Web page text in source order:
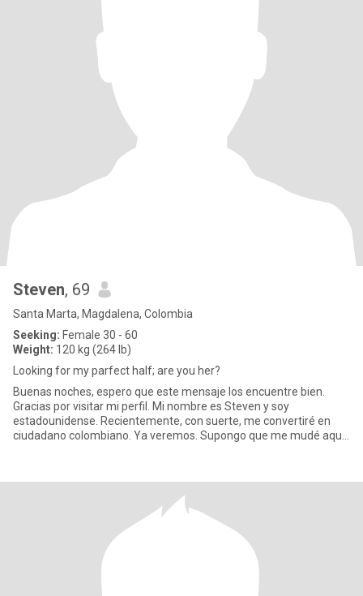
Steven, 69
Santa Marta, Magdalena, Colombia
Seeking: Female 30 - 60
Weight: 120 kg (264 lb)
Looking for my parfect half; are you her?
Buenas noches, espero que este mensaje los encuentre bien.
Gracias por visitar mi perfil. Mi nombre es Steven y soy
estadounidense. Recientemente, con suerte, me convertiré en
ciudadano colombiano. Ya veremos. Supongo que me mudé aquí